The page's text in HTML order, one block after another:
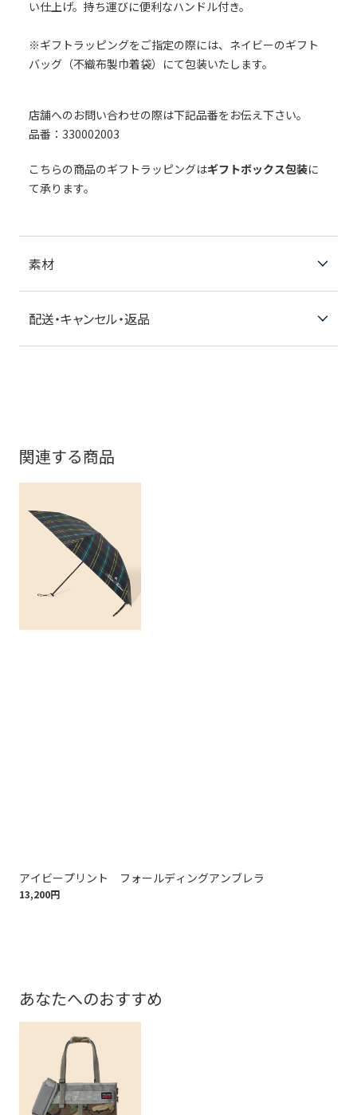
い仕上げ。持ち運びに便利なハンドル付き。
※ギフトラッピングをご指定の際には、ネイビーのギフト
バッグ（不織布製巾着袋）にて包装いたします。
店舗へのお問い合わせの際は下記品番をお伝え下さい。
品番：330002003
こちらの商品のギフトラッピングはギフトボックス包装に
て承ります。
素材
配送・キャンセル・返品
関連する商品
アイビープリント フォールディングアンブレラ
13,200円
あなたへのおすすめ